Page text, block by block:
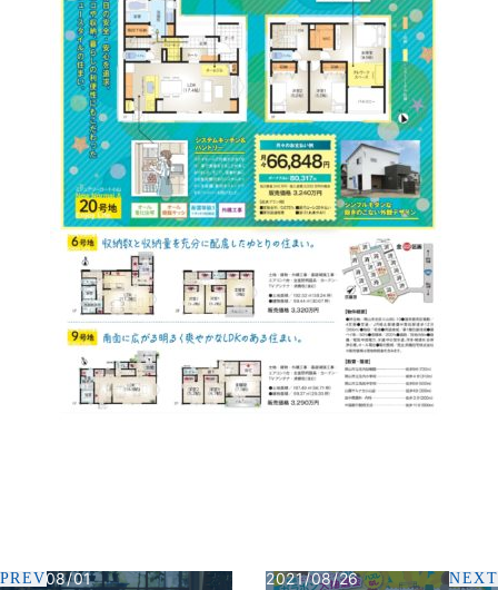
PREV
2021/08/01
NEXT
2021/08/26